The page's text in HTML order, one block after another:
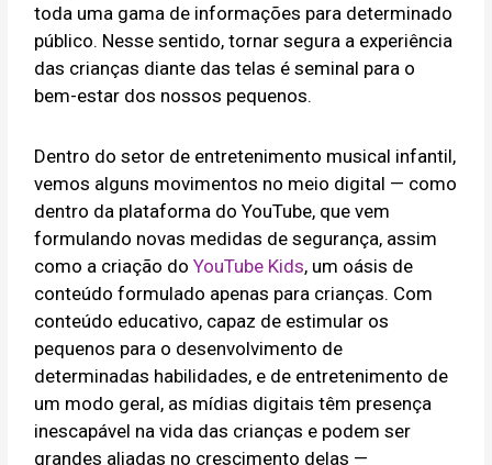
toda uma gama de informações para determinado
público. Nesse sentido, tornar segura a experiência
das crianças diante das telas é seminal para o
bem-estar dos nossos pequenos.
Dentro do setor de entretenimento musical infantil,
vemos alguns movimentos no meio digital — como
dentro da plataforma do YouTube, que vem
formulando novas medidas de segurança, assim
como a criação do YouTube Kids, um oásis de
conteúdo formulado apenas para crianças. Com
conteúdo educativo, capaz de estimular os
pequenos para o desenvolvimento de
determinadas habilidades, e de entretenimento de
um modo geral, as mídias digitais têm presença
inescapável na vida das crianças e podem ser
grandes aliadas no crescimento delas —